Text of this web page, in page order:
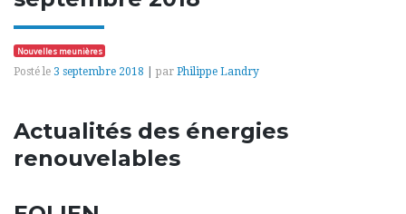
Nouvelles meunières
Posté le 3 septembre 2018 |par Philippe Landry
Actualités des énergies
renouvelables